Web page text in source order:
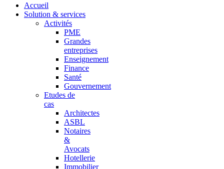
Accueil
Solution & services
Activités
PME
Grandes
entreprises
Enseignement
Finance
Santé
Gouvernement
Etudes de
cas
Architectes
ASBL
Notaires
&
Avocats
Hotellerie
Immobilier